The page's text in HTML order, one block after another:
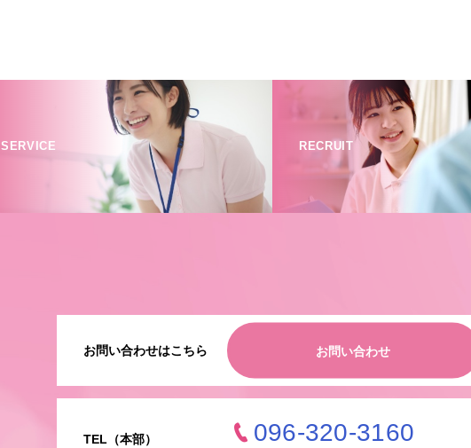
SERVICE RECRUIT
お問い合わせはこちら お問い合わせ
TEL（本部） 096-320-3160